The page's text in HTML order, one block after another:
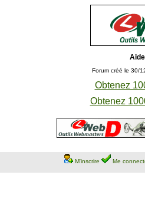
Forum créé le 30/
Obtenez
Obtenez
M'inscrire Me